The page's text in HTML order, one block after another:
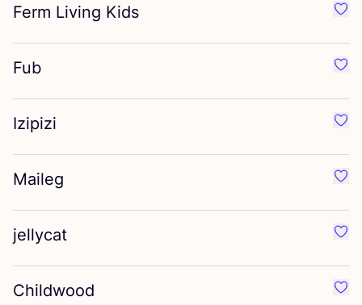
Ferm Living Kids
Fub
Izipizi
Maileg
jellycat
Childwood